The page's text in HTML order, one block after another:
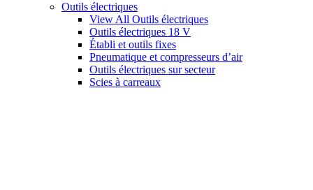
Outils électriques
View All Outils électriques
Outils électriques 18 V
Établi et outils fixes
Pneumatique et compresseurs d’air
Outils électriques sur secteur
Scies à carreaux